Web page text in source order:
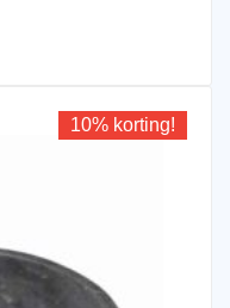
10% korting!